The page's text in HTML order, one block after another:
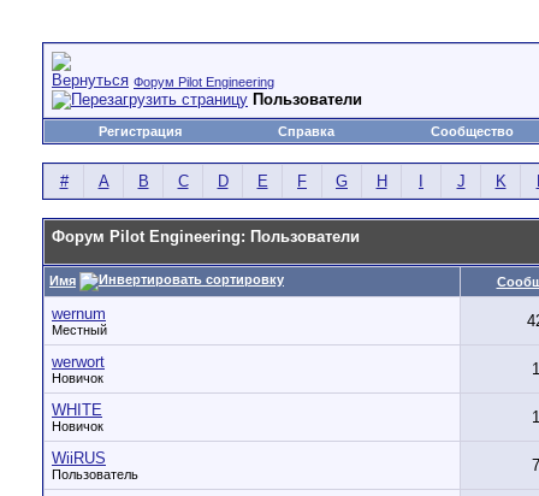
Форум Pilot Engineering
Пользователи
Регистрация Справка Сообщество
# A B C D E F G H J K
Форум Pilot Engineering: Пользователи
Имя
wernum
Местный
werwort
Новичок 1
WHITE
Новичок 1
WiiRUS
Пользователь 7